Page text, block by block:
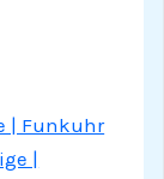
| Funkuhr
|